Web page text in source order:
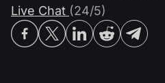
Live Chat (24/5)